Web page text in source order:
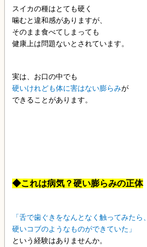
スイカの種はとても硬く
噛むと違和感がありますが、
そのまま食べてしまっても
健康上は問題ないとされています。
実は、お口の中でも
硬いけれども体に害はない膨らみが
できることがあります。
◆これは病気？硬い膨らみの正体
「舌で歯ぐきをなんとなく触ってみたら、
硬いコブのようなものができていた」
という経験はありませんか。